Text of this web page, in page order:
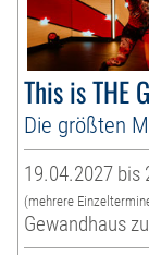
This is THE
Die größten
19.04.2027 bis
(mehrere
Gewandhaus